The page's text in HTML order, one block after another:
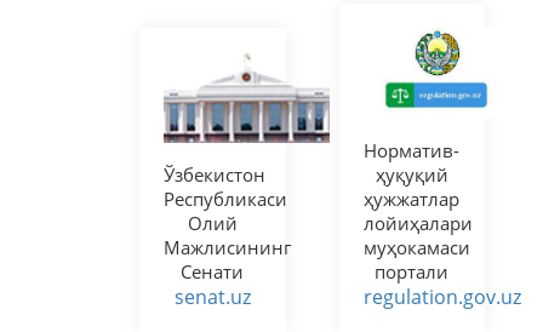
Ўзбекистон
Республикаси
Олий
Мажлисининг
Сенати
senat.uz
Норматив-
ҳуқуқий
ҳужжатлар
лойиҳалари
муҳокамаси
портали
regulation.gov.uz